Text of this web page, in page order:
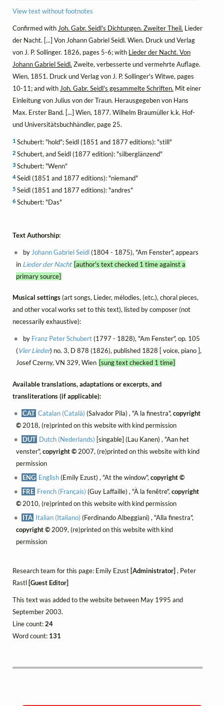
View text without footnotes
Confirmed withJoh. Gabr. Seidl's Dichtungen. Zweiter Theil. Lieder
der Nacht. [...] Von Johann Gabriel Seidl. Wien. Druck und Verlag
von J. P. Sollinger. 1826, pages 5-6; with Lieder der Nacht. Von
Johann Gabriel Seidl. Zweite, verbesserte und vermehrte Auflage.
Wien, 1851. Druck und Verlag von J. P. Sollinger's Witwe, pages
10-11; and withJoh. Gabr. Seidl's gesammelte Schriften. Mit einer
Einleitung von Julius von der Traun. Herausgegeben von Hans
Max. Erster Band. [...] Wien, 1877. Wilhelm Braumüller k.k. Hof-
und Universitätsbuchhändler, page 25.
1 Schubert: "hold"; Seidl (1851 and 1877 editions): "still"
2 Schubert, and Seidl (1877 edition): "silberglänzend"
3 Schubert: "Wenn"
4Seidl (1851 and 1877 editions): "niemand"
5 Seidl (1851 and 1877 editions): "andres"
6 Schubert: "Das"
Text Authorship:
by Johann Gabriel Seidl(1804 - 1875), "Am Fenster", appears
in Lieder der Nacht [author's text checked 1 time against a
primary source]
Musical settings(art songs, Lieder, mélodies, (etc.), choral pieces,
and other vocal works set to this text), listed by composer (not
necessarily exhaustive):
by Franz Peter Schubert(1797 - 1828), "Am Fenster", op. 105
(Vier Lieder) no. 3, D 878 (1826), published 1828 [ voice, piano ],
Josef Czerny, VN 329, Wien [sung text checked 1 time]
Available translations, adaptations or excerpts, and
transliterations (if applicable):
CAT Catalan (Català) (Salvador Pila) , "A la finestra",copyright
©2018, (re)printed on this website with kind permission
DUT Dutch (Nederlands) [singable] (Lau Kanen) , "Aan het
venster", copyright ©2007, (re)printed on this website with kind
permission
ENG English(Emily Ezust) , "At the window",copyright ©
FRE French (Français) (Guy Laffaille) , "À la fenêtre",copyright
©2010, (re)printed on this website with kind permission
ITA Italian (Italiano) (Ferdinando Albeggiani) , "Alla finestra",
copyright ©2009, (re)printed on this website with kind
permission
Research team for this page: Emily Ezust [Administrator] , Peter
Rastl [Guest Editor]
This text was added to the website between May 1995 and
September 2003.
Line count:24
Word count: 131